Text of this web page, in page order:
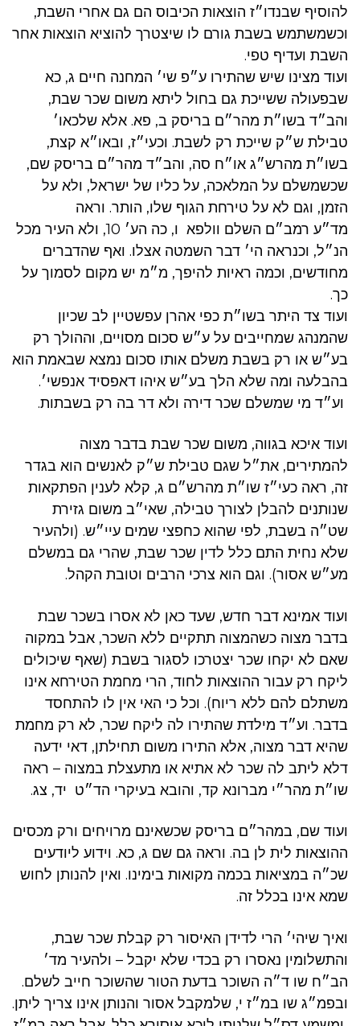
להוסיף שבנדו״ז הוצאות הכיבוס הם גם אחרי השבת,
וכשמשתמש בשבת גורם לו שיצטרך להוציא הוצאות אחר
השבת ועדיף טפי.
ועוד מצינו שיש שהתירו ע״פ שי׳ המחנה חיים ג, כא
שבפעולה ששייכת גם בחול ליתא משום שכר שבת,
והב״ד בשו״ת מהר״ם בריסק ב, פא. אלא שלכאו׳
טבילת ש״ק שייכת רק לשבת. וכעי״ז, ובאו״א קצת,
בשו״ת מהרש״ג או״ח סה, והב״ד מהר״ם בריסק שם,
שכשמשלם על המלאכה, על כליו של ישראל, ולא על
הזמן, וגם לא על טירחת הגוף שלו, הותר. וראה
מד״ע רמב״ם השלם וולפא ו, כה הע׳ 10, ולא העיר מכל
הנ״ל, וכנראה הי׳ דבר השמטה אצלו. ואף שהדברים
מחודשים, וכמה ראיות להיפך, מ״מ יש מקום לסמוך על
כך.
ועוד צד היתר בשו״ת כפי אהרן עפשטיין לב שכיון
שהמנהג שמחייבים על ע״ש סכום מסויים, וההולך רק
בע״ש או רק בשבת משלם אותו סכום נמצא שבאמת הוא
בהבלעה ומה שלא הלך בע״ש איהו דאפסיד אנפשי׳.
וע״ד מי שמשלם שכר דירה ולא דר בה רק בשבתות.
ועוד איכא בגווה, משום שכר שבת בדבר מצוה
להמתירים, את״ל שגם טבילת ש״ק לאנשים הוא בגדר
זה, ראה כעי״ז שו״ת מהרש״ם ג, קלא לענין הפתקאות
שנותנים להבלן לצורך טבילה, שאי״ב משום גזירת
שט״ה בשבת, לפי שהוא כחפצי שמים עיי״ש. (ולהעיר
שלא נחית התם כלל לדין שכר שבת, שהרי גם במשלם
מע״ש אסור). וגם הוא צרכי הרבים וטובת הקהל.
ועוד אמינא דבר חדש, שעד כאן לא אסרו בשכר שבת
בדבר מצוה כשהמצוה תתקיים ללא השכר, אבל במקוה
שאם לא יקחו שכר יצטרכו לסגור בשבת (שאף שיכולים
ליקח רק עבור ההוצאות לחוד, הרי מחמת הטירחא אינו
משתלם להם ללא ריוח). וכל כי האי אין לו להתחסד
בדבר. וע״ד מילדת שהתירו לה ליקח שכר, לא רק מחמת
שהיא דבר מצוה, אלא התירו משום תחילתן, דאי ידעה
דלא ליתב לה שכר לא אתיא או מתעצלת במצוה – ראה
שו״ת מהר״י מברונא קד, והובא בעיקרי הד״ט יד, צג.
ועוד שם, במהר״ם בריסק שכשאינם מרויחים ורק מכסים
ההוצאות לית לן בה. וראה גם שם ג, כא. וידוע ליודעים
שכ״ה במציאות בכמה מקואות בימינו. ואין להנותן לחוש
שמא אינו בכלל זה.
ואיך שיהי׳ הרי לדידן האיסור רק קבלת שכר שבת,
והתשלומין נאסרו רק בכדי שלא יקבל – ולהעיר מד׳
הב״ח שו ד״ה השוכר בדעת הטור שהשוכר חייב לשלם.
ובפמ״ג שו במ״ז י, שלמקבל אסור והנותן אינו צריך ליתן.